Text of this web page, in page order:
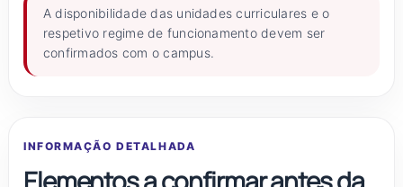
A disponibilidade das unidades curriculares e o
respetivo regime de funcionamento devem ser
confirmados com o campus.
INFORMAÇÃO DETALHADA